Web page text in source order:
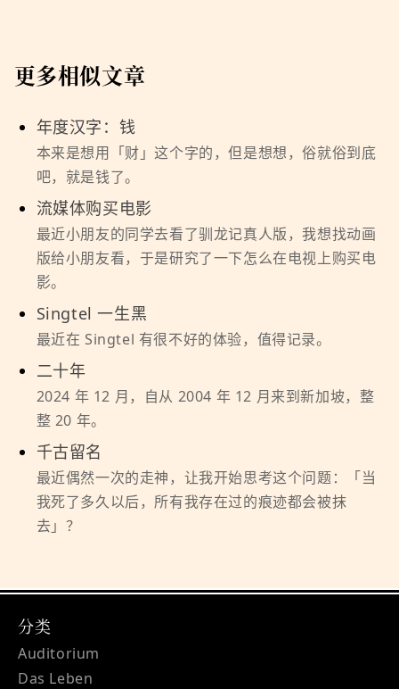
更多相似文章
年度汉字：钱
本来是想用「财」这个字的，但是想想，俗就俗到底
吧，就是钱了。
流媒体购买电影
最近小朋友的同学去看了驯龙记真人版，我想找动画
版给小朋友看，于是研究了一下怎么在电视上购买电
影。
Singtel 一生黑
最近在 Singtel 有很不好的体验，值得记录。
二十年
2024 年 12 月，自从 2004 年 12 月来到新加坡，整
整 20 年。
千古留名
最近偶然一次的走神，让我开始思考这个问题：「当
我死了多久以后，所有我存在过的痕迹都会被抹
去」？
分类
Auditorium
Das Leben